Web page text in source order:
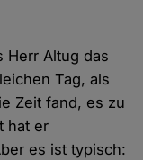
Herr Altug das
Tag, als
Zeit fand, es zu
hat er
es ist typisch: